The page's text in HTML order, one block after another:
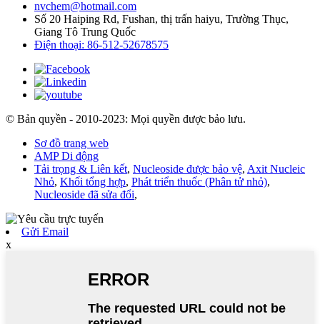
nvchem@hotmail.com
Số 20 Haiping Rd, Fushan, thị trấn haiyu, Trường Thục,
Giang Tô Trung Quốc
Điện thoại: 86-512-52678575
© Bản quyền - 2010-2023: Mọi quyền được bảo lưu.
Sơ đồ trang web
AMP Di động
Tải trọng & Liên kết, Nucleoside được bảo vệ, Axit Nucleic
Nhỏ, Khối tổng hợp, Phát triển thuốc (Phân tử nhỏ),
Nucleoside đã sửa đổi,
Gửi Email
x